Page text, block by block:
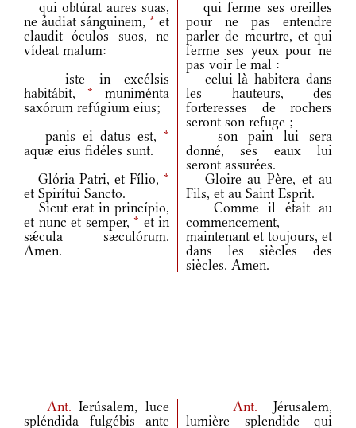
qui obtúrat aures suas,
ne áudiat sánguinem, * et
claudit óculos suos, ne
vídeat malum:
qui ferme ses oreilles
pour ne pas entendre
parler de meurtre, et qui
ferme ses yeux pour ne
pas voir le mal :
iste in excélsis
habitábit, * muniménta
saxórum refúgium eius;
celui-là habitera dans
les hauteurs, des
forteresses de rochers
seront son refuge ;
panis ei datus est, *
aquæ eius fidéles sunt.
son pain lui sera
donné, ses eaux lui
seront assurées.
Glória Patri, et Fílio, *
et Spirítui Sancto.
Gloire au Père, et au
Fils, et au Saint Esprit.
Sicut erat in princípio,
et nunc et semper, * et in
sǽcula sæculórum.
Amen.
Comme il était au
commencement,
maintenant et toujours, et
dans les siècles des
siècles. Amen.
Ant.Ierúsalem, luce
spléndida fulgébis ante
Ant. Jérusalem,
lumière splendide qui